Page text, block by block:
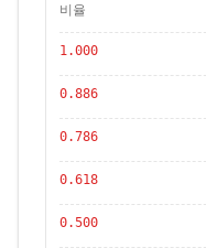
비율
1.000
0.886
0.786
0.618
0.500